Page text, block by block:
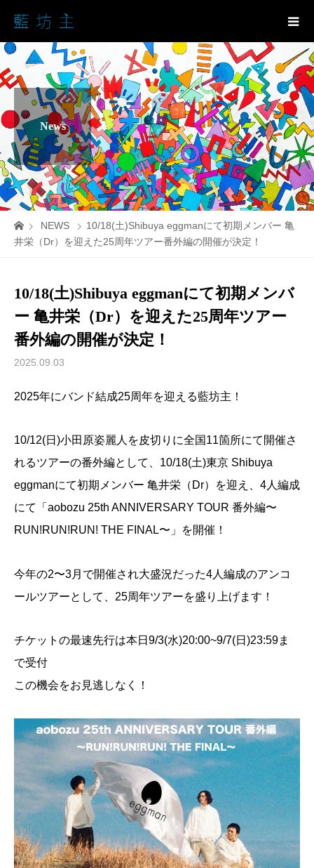
News
NEWS
10/18(土)Shibuya eggmanにて初期メンバー 亀
井栄（Dr）を迎えた25周年ツアー番外編の開催が決定！
10/18(土)Shibuya eggmanにて初期メンバ
ー 亀井栄（Dr）を迎えた25周年ツアー
番外編の開催が決定！
2025.09.03
2025年にバンド結成25周年を迎える藍坊主！
10/12(日)小田原姿麗人を皮切りに全国11箇所にて開催さ
れるツアーの番外編として、10/18(土)東京 Shibuya
eggmanにて初期メンバー 亀井栄（Dr）を迎え、4人編成
にて「aobozu 25th ANNIVERSARY TOUR 番外編〜
RUN!RUN!RUN! THE FINAL〜」を開催！
今年の2〜3月で開催され大盛況だった4人編成のアンコ
ールツアーとして、25周年ツアーを盛り上げます！
チケットの最速先行は本日9/3(水)20:00~9/7(日)23:59ま
で受付
この機会をお見逃しなく！